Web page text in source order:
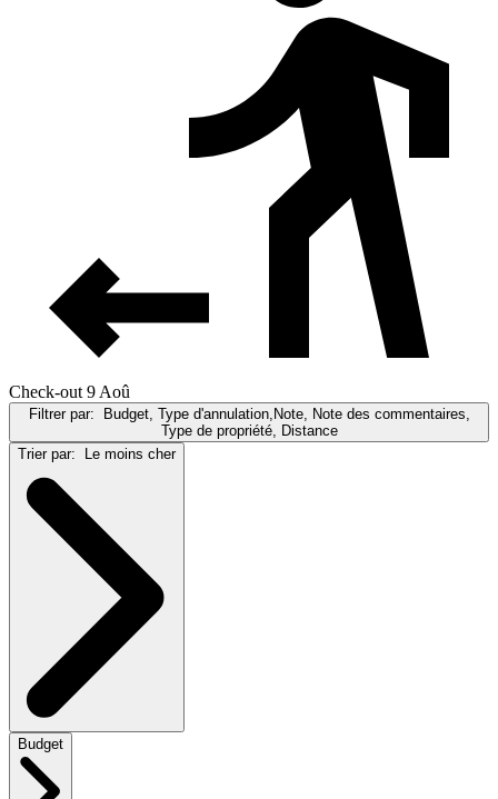
Check-out 9 Aoû
Filtrer par:
Budget, Type d'annulation,Note, Note des commentaires,
Type de propriété, Distance
Trier par:
Le moins cher
Budget